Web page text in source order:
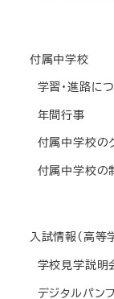
付属中学校
学習・進路に
年間行事
付属中学校の
付属中学校の
入試情報(高等
学校見学説明
デジタルパン